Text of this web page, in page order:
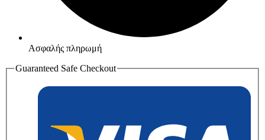
Ασφαλής πληρωμή
Guaranteed Safe Checkout